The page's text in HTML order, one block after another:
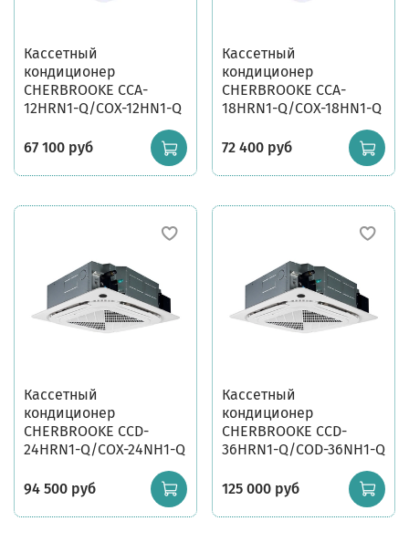
Кассетный
кондиционер
CHERBROOKE CCA-
12HRN1-Q/COX-12HN1-Q
67 100 руб
Кассетный
кондиционер
CHERBROOKE CCA-
18HRN1-Q/COX-18HN1-Q
72 400 руб
Кассетный
кондиционер
CHERBROOKE CCD-
24HRN1-Q/COX-24NH1-Q
94 500 руб
Кассетный
кондиционер
CHERBROOKE CCD-
36HRN1-Q/COD-36NH1-Q
125 000 руб